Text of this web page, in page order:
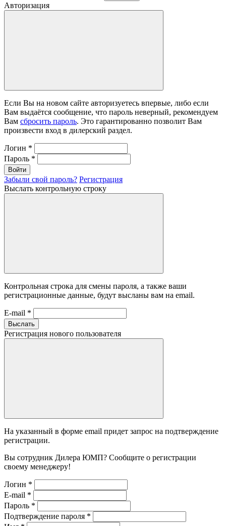
Авторизация
Если Вы на новом сайте авторизуетесь впервые, либо если
Вам выдаётся сообщение, что пароль неверный, рекомендуем
Вам сбросить пароль. Это гарантированно позволит Вам
произвести вход в дилерский раздел.
Логин *
Пароль *
Войти
Забыли свой пароль? Регистрация
Выслать контрольную строку
Контрольная строка для смены пароля, а также ваши
регистрационные данные, будут высланы вам на email.
E-mail *
Выслать
Регистрация нового пользователя
На указанный в форме email придет запрос на подтверждение
регистрации.
Вы сотрудник Дилера ЮМП? Сообщите о регистрации
своему менеджеру!
Логин *
E-mail *
Пароль *
Подтверждение пароля *